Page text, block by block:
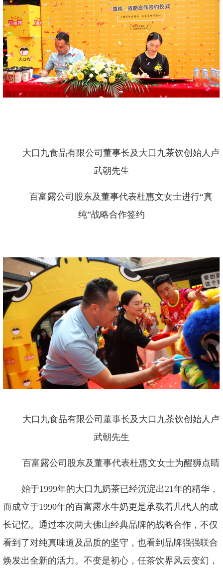
大口九食品有限公司董事长及大口九茶饮创始人卢
武朝先生
百富露公司股东及董事代表杜惠文女士进行“真
纯”战略合作签约
大口九食品有限公司董事长及大口九茶饮创始人卢
武朝先生
百富露公司股东及董事代表杜惠文女士为醒狮点睛
始于1999年的大口九奶茶已经沉淀出21年的精华，
而成立于1990年的百富露水牛奶更是承载着几代人的成
长记忆。通过本次两大佛山经典品牌的战略合作，不仅
看到了对纯真味道及品质的坚守，也看到品牌强强联合
焕发出全新的活力。不变是初心，任茶饮界风云变幻，